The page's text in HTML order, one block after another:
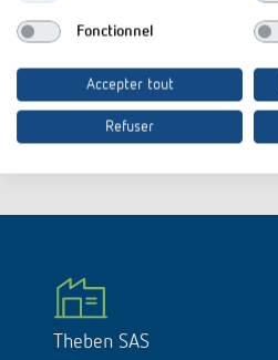
Rajouter au panier de
Theben SAS
Fonctionnel
Accepter tout
Refuser